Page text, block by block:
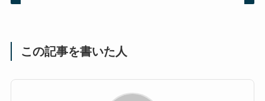
この記事を書いた人